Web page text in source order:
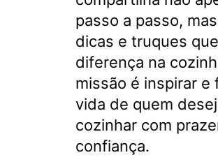
passo a passo,
dicas e truques
diferença na
missão é inspirar e
vida de quem
cozinhar com
confiança.